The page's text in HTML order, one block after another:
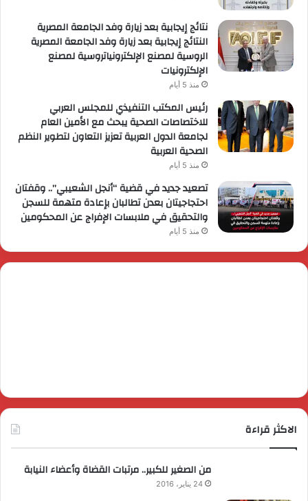
نتائج إيجابية بعد زيارة وفد الجامعة المصرية
النتائج إيجابية بعد زيارة وفد الجامعة المصرية
الروسية لمصنع الإلكترونياتروسية لمصنع
الإلكترونيات
منذ 5 أيام
رئيس المكتب التنفيذي للمجلس العربي
للاختصاصات الصحية يبحث مع الأمين العام
لجامعة الدول العربية تعزيز التعاون لتطوير النظم
الصحية العربية
منذ 5 أيام
تصعيد جديد في قضية “أنجل الشعيبي”.. وقفتان
احتجاجيتان بعدن تطالبان بإعادة متهمة للسجن
والتحقيق في ملابسات الإفراج عن المحكومين
منذ 5 أيام
الاكثر قراءة
من الصغير للكبير.. مرتبات القضاة وأعضاء النيابة
24 يناير، 2016